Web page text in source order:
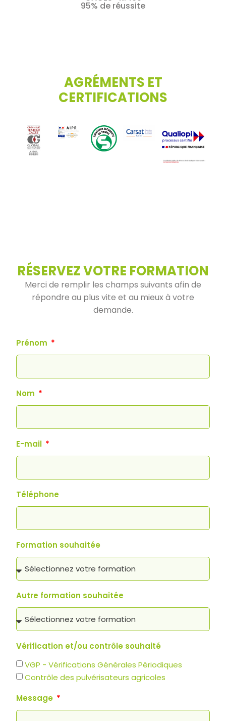
95% de réussite
AGRÉMENTS ET
CERTIFICATIONS
RÉSERVEZ VOTRE FORMATION
Merci de remplir les champs suivants afin de
répondre au plus vite et au mieux à votre
demande.
Prénom
Nom
E-mail
Téléphone
Formation souhaitée
Autre formation souhaitée
Vérification et/ou contrôle souhaité
VGP - Vérifications Générales Périodiques
Contrôle des pulvérisateurs agricoles
Message